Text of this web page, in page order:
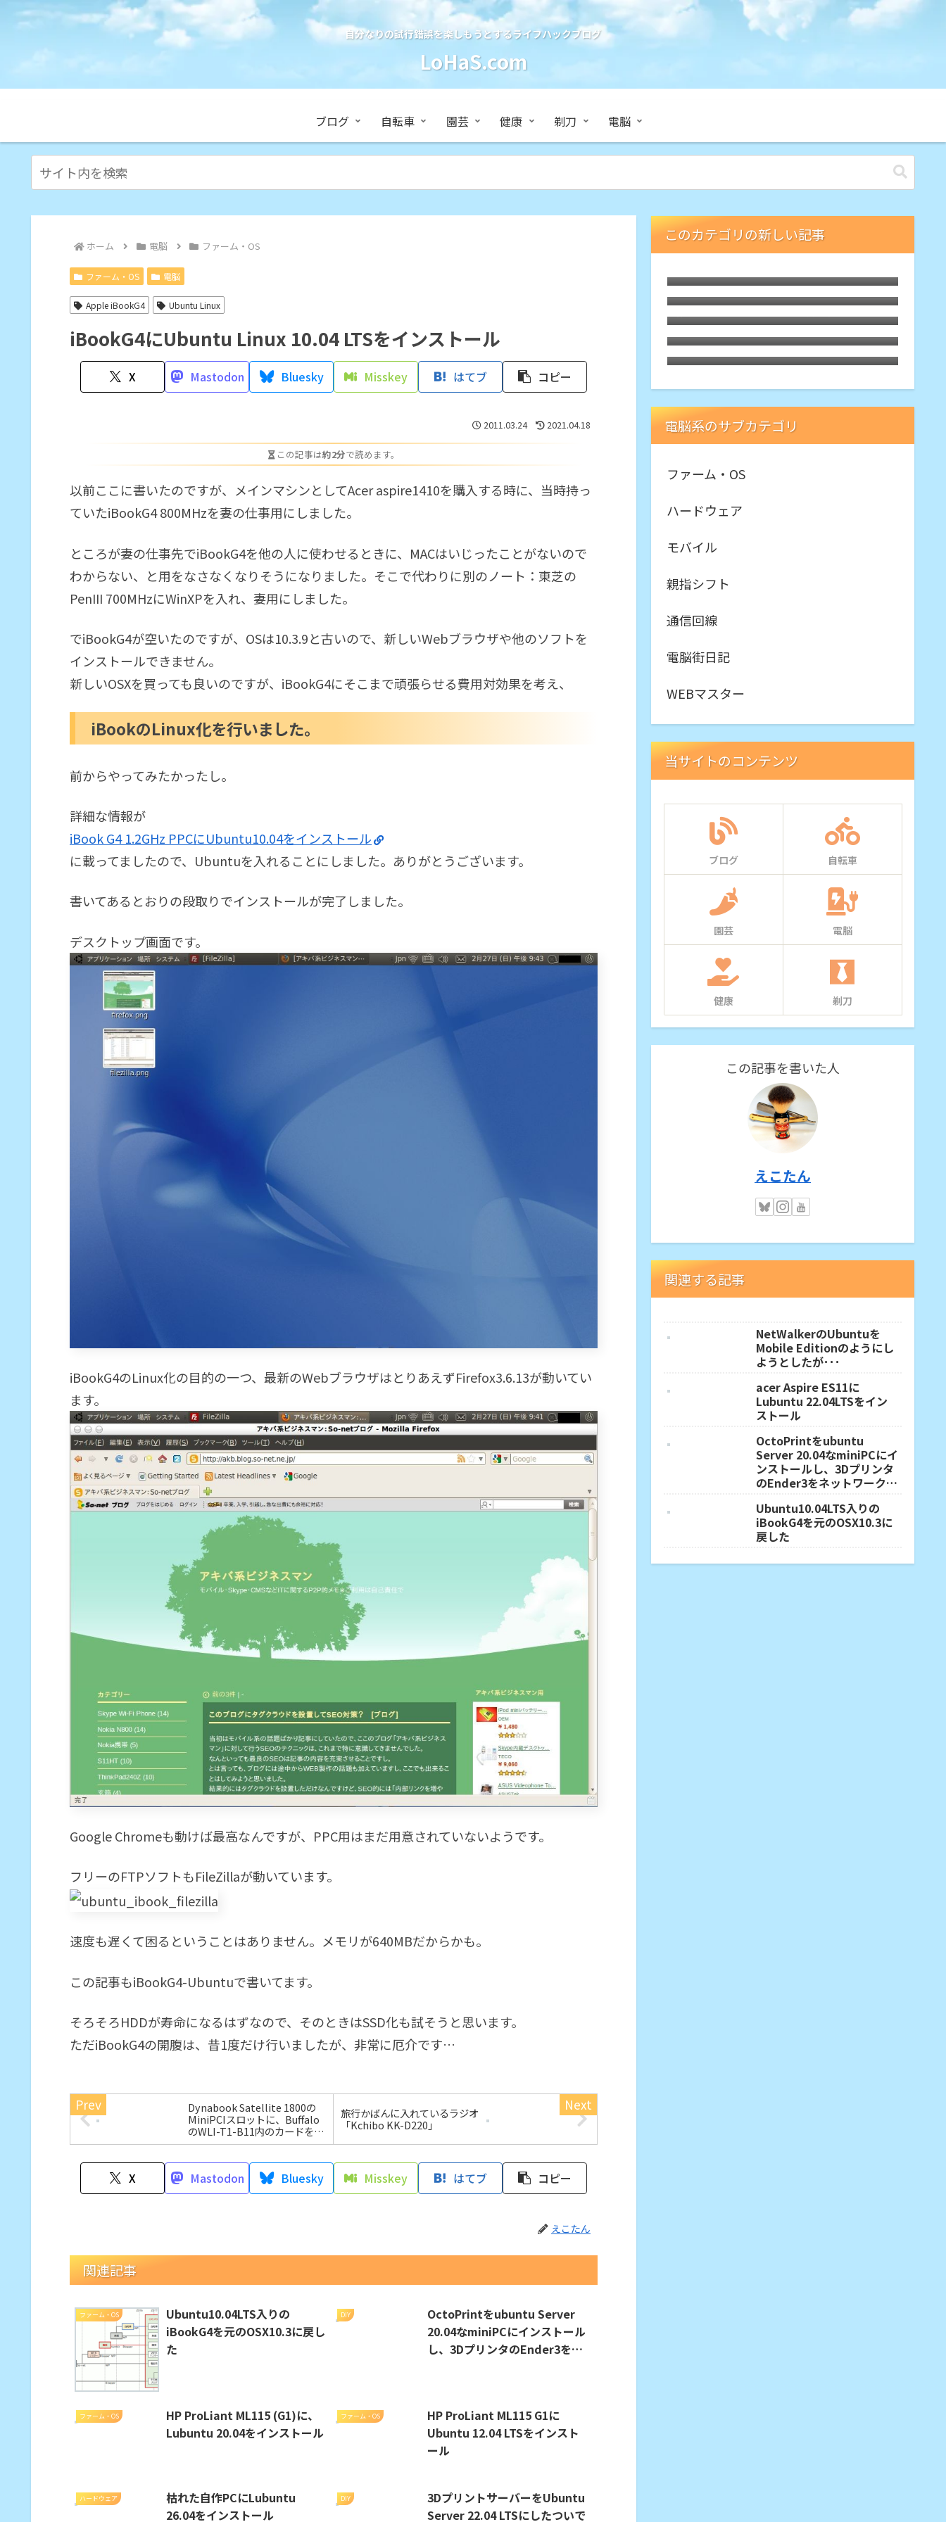
自分なりの試行錯誤を楽しもうとするライフハックブログ
LoHaS.com
ブログ 自転車 園芸 健康 剃刀 電脳
ホーム 電脳 ファーム・OS
ファーム・OS 電脳
Apple iBookG4 Ubuntu Linux
iBookG4にUbuntu Linux 10.04 LTSをインストール
X Mastodon Bluesky Misskey はてブ コピー
2011.03.24 2021.04.18
この記事は約2分で読めます。
以前ここに書いたのですが、メインマシンとしてAcer aspire1410を購入する時に、当時持っ
ていたiBookG4 800MHzを妻の仕事用にしました。
ところが妻の仕事先でiBookG4を他の人に使わせるときに、MACはいじったことがないので
わからない、と用をなさなくなりそうになりました。そこで代わりに別のノート：東芝の
PenIII 700MHzにWinXPを入れ、妻用にしました。
でiBookG4が空いたのですが、OSは10.3.9と古いので、新しいWebブラウザや他のソフトを
インストールできません。
新しいOSXを買っても良いのですが、iBookG4にそこまで頑張らせる費用対効果を考え、
iBookのLinux化を行いました。
前からやってみたかったし。
詳細な情報が
iBook G4 1.2GHz PPCにUbuntu10.04をインストール
に載ってましたので、Ubuntuを入れることにしました。ありがとうございます。
書いてあるとおりの段取りでインストールが完了しました。
デスクトップ画面です。
iBookG4のLinux化の目的の一つ、最新のWebブラウザはとりあえずFirefox3.6.13が動いてい
ます。
Google Chromeも動けば最高なんですが、PPC用はまだ用意されていないようです。
フリーのFTPソフトもFileZillaが動いています。
速度も遅くて困るということはありません。メモリが640MBだからかも。
この記事もiBookG4-Ubuntuで書いてます。
そろそろHDDが寿命になるはずなので、そのときはSSD化も試そうと思います。
ただiBookG4の開腹は、昔1度だけ行いましたが、非常に厄介です…
Dynabook Satellite 1800の
MiniPCIスロットに、Buffalo
のWLI-T1-B11内のカードを流
用
旅行かばんに入れているラジオ
「Kchibo KK-D220」
X Mastodon Bluesky Misskey はてブ コピー
えこたん
関連記事
ファーム・OS
Ubuntu10.04LTS入りの
iBookG4を元のOSX10.3に戻し
た
DIY
OctoPrintをubuntu Server
20.04なminiPCにインストール
し、3DプリンタのEnder3をネ
ファーム・OS
HP ProLiant ML115 (G1)に、
Lubuntu 20.04をインストール
ファーム・OS
HP ProLiant ML115 G1に
Ubuntu 12.04 LTSをインスト
ール
ハードウェア
枯れた自作PCにLubuntu
26.04をインストール
DIY
3DプリントサーバーをUbuntu
Server 22.04 LTSにしたついで
このカテゴリの新しい記事
LibreELECな古いHTPCでブルーレイ
生用「艦橋」という余生
枯れた自作PCにLubuntu 26.04をイ
ンストール
HDMIオーディオ分離器でレガシー規
格ホームシアターが本領を発揮、その
旋律に戦慄
Debian 13 trixieをLXQtでASUS-
X540YAにインストールしてみた。懐
かしくて軽快
Motorola Edge40にTPUスクリーン
プロテクター
電脳系のサブカテゴリ
ファーム・OS
ハードウェア
モバイル
親指シフト
通信回線
電脳街日記
WEBマスター
当サイトのコンテンツ
ブログ 自転車
園芸 電脳
健康 剃刀
この記事を書いた人
えこたん
関連する記事
NetWalkerのUbuntuを
Mobile Editionのようにし
ようとしたが･･･
acer Aspire ES11に
Lubuntu 22.04LTSをイン
ストール
OctoPrintをubuntu
Server 20.04なminiPCにイ
ンストールし、3Dプリンタ
のEnder3をネットワーク対
Ubuntu10.04LTS入りの
iBookG4を元のOSX10.3に
戻した